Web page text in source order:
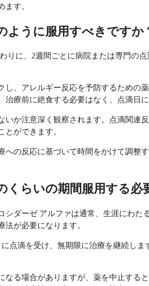
す。
ように服用すべきですか
りに、2週間ごとに病院または専門の
、アレルギー反応を予防するため
療前に絶食する必要はなく、点滴日
か注意深く観察されます。点滴関
ができます。
の反応に基づいて時間をかけて調
らいの期間服用する必
ダーゼ アルファは通常、生涯にわ
が必要になります。
点滴を受け、無期限に治療を継続し
る場合がありますが、薬を中止す